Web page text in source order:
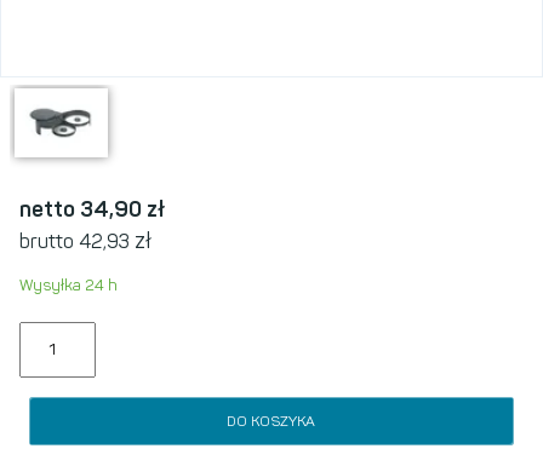
netto 34,90 zł
brutto 42,93 zł
Wysyłka 24 h
DO KOSZYKA